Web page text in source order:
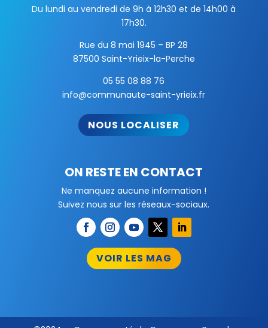
Du lundi au vendredi de 9h à 12h30 et de 14h00 à
17h30.
Rue du 8 mai 1945 – BP 28
87500 Saint-Yrieix-la-Perche
05 55 08 88 76
info@communaute-saint-yrieix.fr
NOUS LOCALISER
ON RESTE EN CONTACT
Ne manquez aucune information !
Suivez nous sur les réseaux-sociaux.
VOIR LES MAG